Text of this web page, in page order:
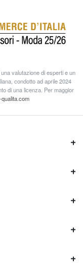
valutazione di esperti e un
condotto ad aprile 2024
di una licenza. Per maggior